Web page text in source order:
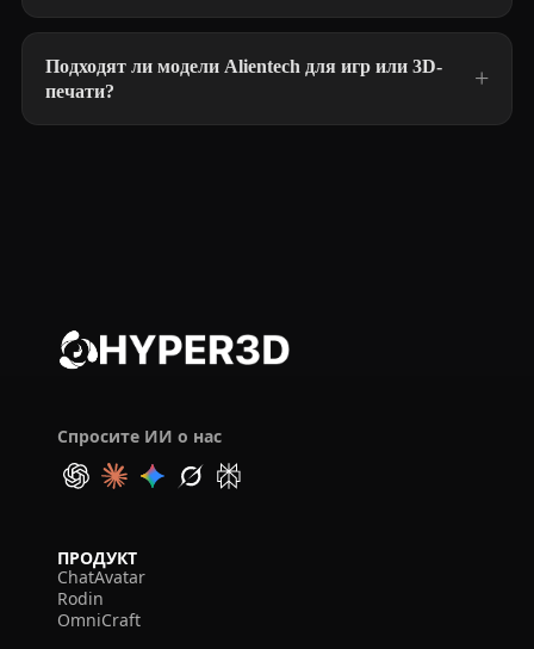
Подходят ли модели Alientech для игр или 3D-
печати?
Спросите ИИ о нас
ПРОДУКТ
ChatAvatar
Rodin
OmniCraft